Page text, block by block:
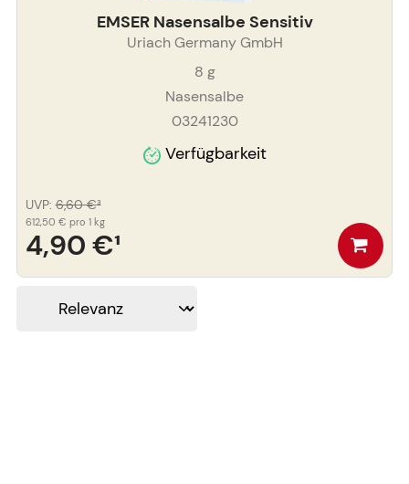
EMSER Nasensalbe Sensitiv
Uriach Germany GmbH
8 g
Nasensalbe
03241230
Verfügbarkeit
4,90 €¹
UVP: 6,60 €³
612,50 € pro 1 kg